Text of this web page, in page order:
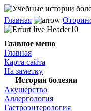
Главная
Главное меню
Главная
Карта сайта
На заметку
Истории болезни
Акушерство
Аллергология
Гастроэнтерология